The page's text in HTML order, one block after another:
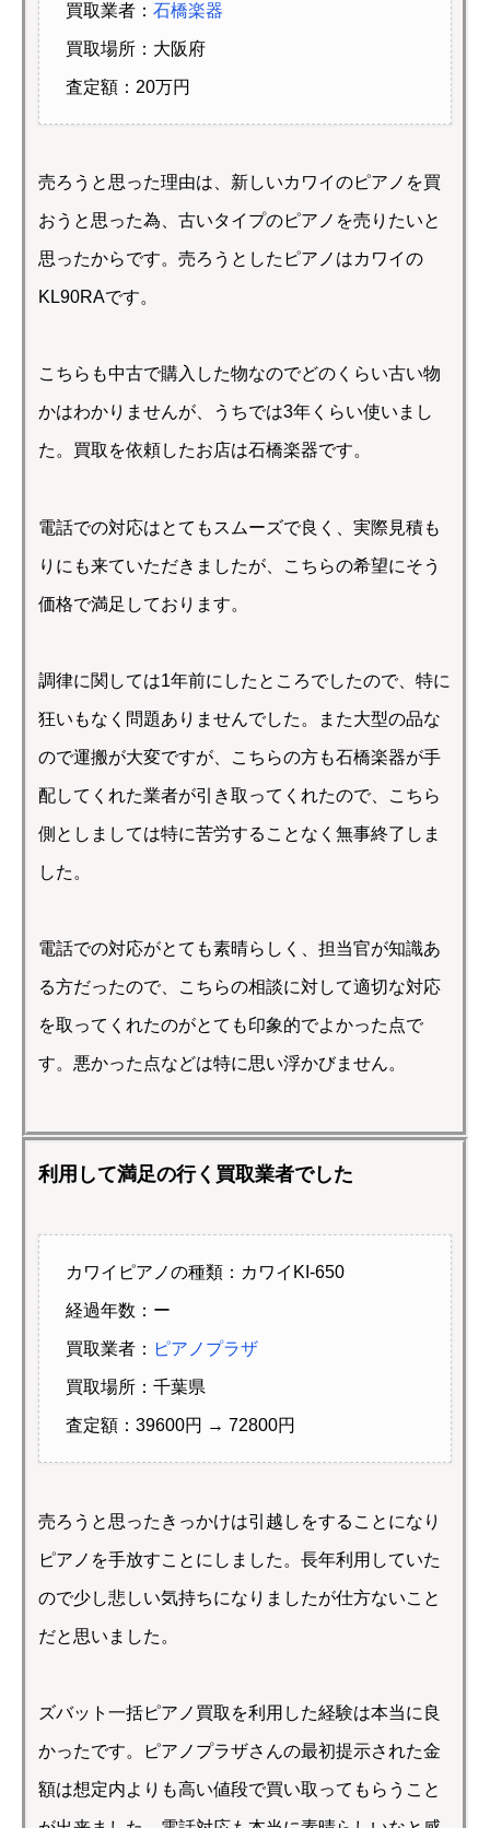
買取業者： 石橋楽器
買取場所：大阪府
査定額：20万円
売ろうと思った理由は、新しいカワイのピアノを買
おうと思った為、古いタイプのピアノを売りたいと
思ったからです。売ろうとしたピアノはカワイの
KL90RAです。
こちらも中古で購入した物なのでどのくらい古い物
かはわかりませんが、うちでは3年くらい使いまし
た。買取を依頼したお店は石橋楽器です。
電話での対応はとてもスムーズで良く、実際見積も
りにも来ていただきましたが、こちらの希望にそう
価格で満足しております。
調律に関しては1年前にしたところでしたので、特に
狂いもなく問題ありませんでした。また大型の品な
ので運搬が大変ですが、こちらの方も石橋楽器が手
配してくれた業者が引き取ってくれたので、こちら
側としましては特に苦労することなく無事終了しま
した。
電話での対応がとても素晴らしく、担当官が知識あ
る方だったので、こちらの相談に対して適切な対応
を取ってくれたのがとても印象的でよかった点で
す。悪かった点などは特に思い浮かびません。
利用して満足の行く買取業者でした
カワイピアノの種類：カワイKI-650
経過年数：ー
買取業者： ピアノプラザ
買取場所：千葉県
査定額：39600円 → 72800円
売ろうと思ったきっかけは引越しをすることになり
ピアノを手放すことにしました。長年利用していた
ので少し悲しい気持ちになりましたが仕方ないこと
だと思いました。
ズバット一括ピアノ買取を利用した経験は本当に良
かったです。ピアノプラザさんの最初提示された金
額は想定内よりも高い値段で買い取ってもらうこと